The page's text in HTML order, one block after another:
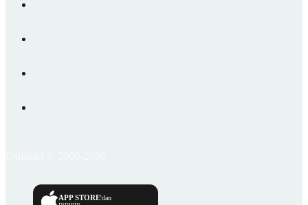
APP STORE'dan